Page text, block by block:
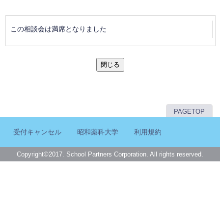
この相談会は満席となりました
閉じる
PAGETOP
受付キャンセル 昭和薬科大学 利用規約
Copyright©2017. School Partners Corporation. All rights reserved.